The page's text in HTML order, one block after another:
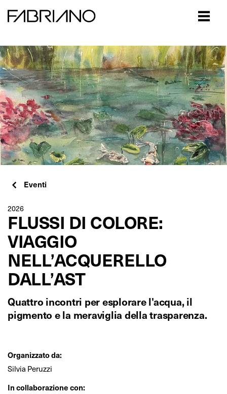
Eventi
2026
FLUSSI DI COLORE:
VIAGGIO
NELL’ACQUERELLO
DALL’AST
Quattro incontri per esplorare l'acqua, il
pigmento e la meraviglia della trasparenza.
Organizzato da:
Silvia Peruzzi
In collaborazione con: